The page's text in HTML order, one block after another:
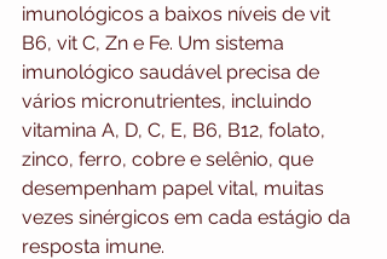
imunológicos a baixos níveis de vit
B6, vit C, Zn e Fe. Um sistema
imunológico saudável precisa de
vários micronutrientes, incluindo
vitamina A, D, C, E, B6, B12, folato,
zinco, ferro, cobre e selênio, que
desempenham papel vital, muitas
vezes sinérgicos em cada estágio da
resposta imune.